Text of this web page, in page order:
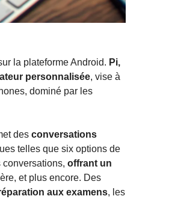
la plateforme Android. Pi,
personnalisée, vise à
dominé par les
des conversations
telles que six options de
offrant un
et plus encore. Des
aux examens, les